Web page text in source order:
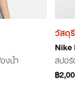
งน้ำ
วัสดุ
สปอ
฿